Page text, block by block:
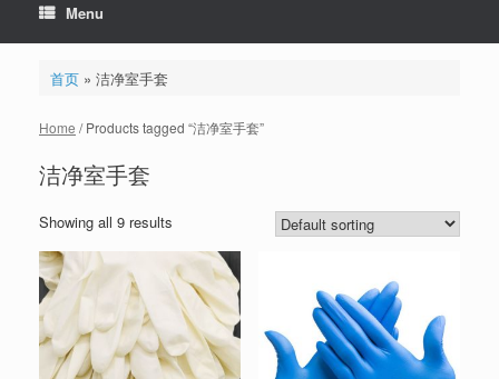
Menu
首页» 洁净室手套
Home / Products tagged “洁净室手套”
洁净室手套
Showing all 9 results